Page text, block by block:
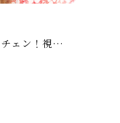
「前髪パーマ」だけで劇的イメチェン！視線を奪う、お洒落な顔周りの作り方